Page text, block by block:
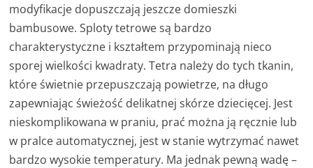
modyfikacje dopuszczają jeszcze domieszki
bambusowe. Sploty tetrowe są bardzo
charakterystyczne i kształtem przypominają nieco
sporej wielkości kwadraty. Tetra należy do tych tkanin,
które świetnie przepuszczają powietrze, na długo
zapewniając świeżość delikatnej skórze dziecięcej. Jest
nieskomplikowana w praniu, prać można ją ręcznie lub
w pralce automatycznej, jest w stanie wytrzymać nawet
bardzo wysokie temperatury. Ma jednak pewną wadę –